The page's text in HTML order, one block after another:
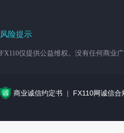
风险提示
FX110仅提供公益维权。没有任何商业
商业诚信约定书 FX110网诚信合